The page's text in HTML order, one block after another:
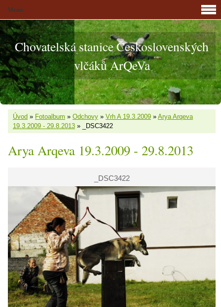
Chovatelská stanice Československých
vlčáků ArQeVa
Úvod » Fotoalbum » Odchovy » Vrh A 19.3.2009 » Arya Arqeva
19.3.2009 - 29.8.2013 » _DSC3422
Arya Arqeva 19.3.2009 - 29.8.2013
_DSC3422
Menu